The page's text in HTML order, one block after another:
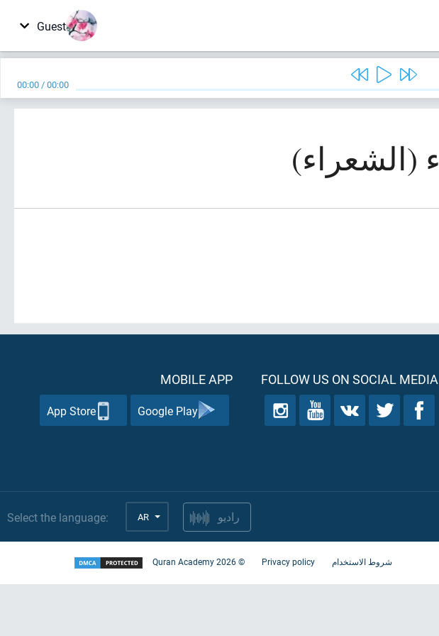
Guest
00:00 /00:00
FOLLOW US ON SOCIAL MEDIA
MOBILE APP
Google Play
App Store
Select the language: AR راديو
شروط الاستخدام Privacy policy
©
2026